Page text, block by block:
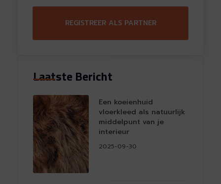
Laatste Bericht
Een koeienhuid
vloerkleed als natuurlijk
middelpunt van je
interieur
2025-09-30
REGISTREER ALS PARTNER